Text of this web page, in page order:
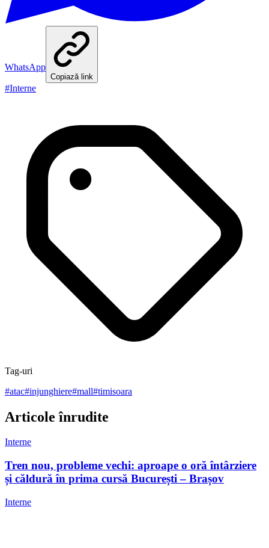
WhatsApp
Copiază link
#Interne
Tag-uri
#atac#injunghiere#mall#timisoara
Articole înrudite
Interne
Tren nou, probleme vechi: aproape o oră întârziere
și căldură în prima cursă București – Brașov
Interne